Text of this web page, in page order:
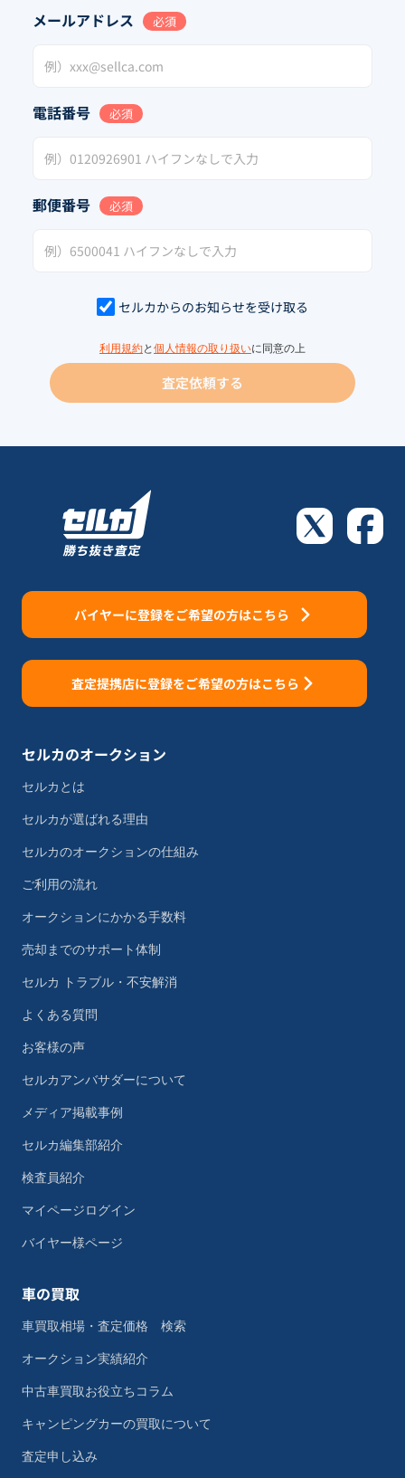
メールアドレス 必須
電話番号 必須
郵便番号 必須
セルカからのお知らせを受け取る
利用規約と 個人情報の取り扱いに同意の上
査定依頼する
バイヤーに登録をご希望の方はこちら
査定提携店に登録をご希望の方はこちら
セルカのオークション
セルカとは
セルカが選ばれる理由
セルカのオークションの仕組み
ご利用の流れ
オークションにかかる手数料
売却までのサポート体制
セルカ トラブル・不安解消
よくある質問
お客様の声
セルカアンバサダーについて
メディア掲載事例
セルカ編集部紹介
検査員紹介
マイページログイン
バイヤー様ページ
車の買取
車買取相場・査定価格 検索
オークション実績紹介
中古車買取お役立ちコラム
キャンピングカーの買取について
査定申し込み